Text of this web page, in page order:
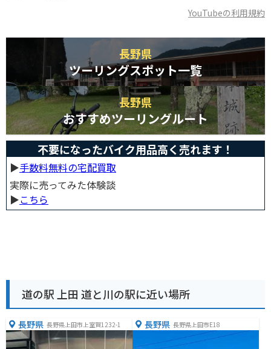
YouTubeの利用規約
長野県
ツーリングスポット一覧
長野県
おすすめツーリングルート
不要になったバイク用品高く売れます！
▶︎手数料無料の宅配買取
実際に売ってみた体験談
▶︎こちら
道の駅 上田 道と川の駅に近い場所
長野県 長野県上田市上室賀1232-1 長野県 長野県上田市E18